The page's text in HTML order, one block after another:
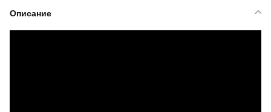
Описание